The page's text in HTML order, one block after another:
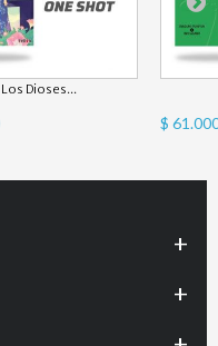
Los Dioses...
$